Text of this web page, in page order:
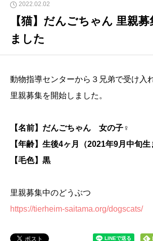
2022.02.02
【猫】だんごちゃん 里親
ました
動物指導センターから３兄弟で受け入
里親募集を開始しました。
【名前】だんごちゃん 女の子♀
【年齢】生後4ヶ月（2021年9月中旬生
【毛色】黒
里親募集中のどうぶつ
https://tierheim-saitama.org/dogscats/